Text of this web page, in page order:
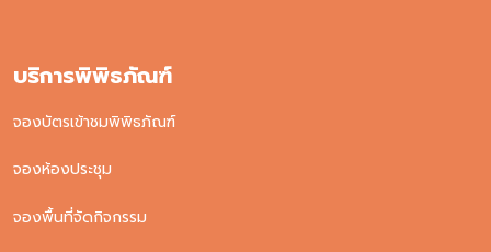
บริการพิพิธภัณฑ์
จองบัตรเข้าชมพิพิธภัณฑ์
จองห้องประชุม
จองพื้นที่จัดกิจกรรม